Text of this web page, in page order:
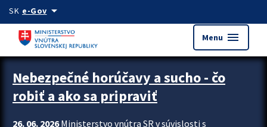
Preskocit na hlavný obsah
SK e-Govarrow_drop_down
Menu menu
Zastavit automatický posun upútavok
Nebezpečné horúčavy a sucho - čo
robiť a ako sa pripraviť
26. 06. 2026Ministerstvo vnútra SR v súvislosti s